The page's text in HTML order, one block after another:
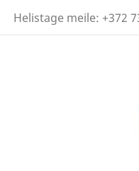
Helistage meile: +372